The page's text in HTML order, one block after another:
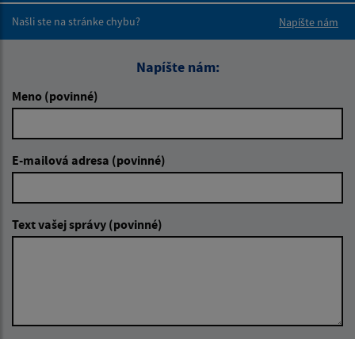
Našli ste na stránke chybu?
Napíšte nám
Napíšte nám:
Meno (povinné)
E-mailová adresa (povinné)
Text vašej správy (povinné)